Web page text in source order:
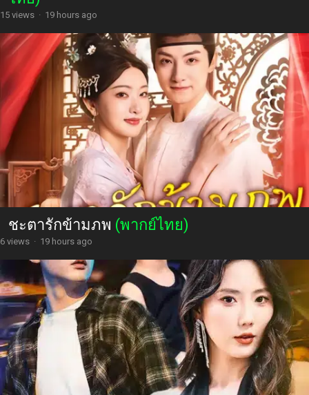
15 views · 19 hours ago
ชะตารักข้ามภพ (พากย์ไทย)
6 views · 19 hours ago